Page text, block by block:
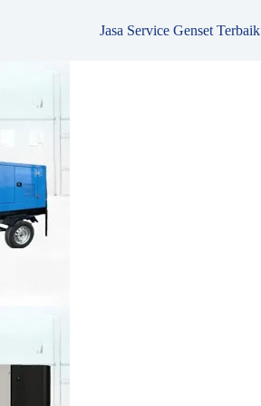
Jasa Service Genset Terbaik